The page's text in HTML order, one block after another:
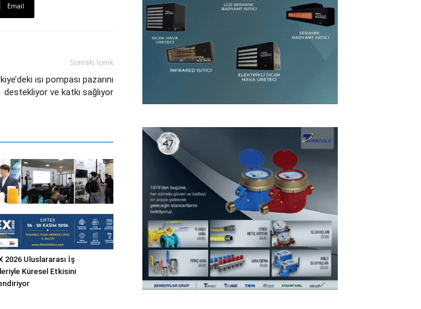
Email
Sonraki İçerik
ısı pompası pazarını
destekliyor ve katkı sağlıyor
2026 Uluslararası İş
Küresel Etkisini